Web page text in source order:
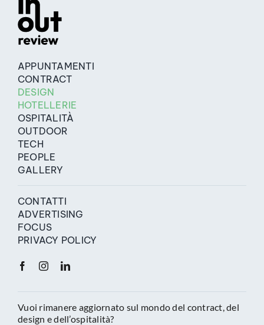
APPUNTAMENTI
CONTRACT
DESIGN
HOTELLERIE
OSPITALITÀ
OUTDOOR
TECH
PEOPLE
GALLERY
CONTATTI
ADVERTISING
FOCUS
PRIVACY POLICY
Vuoi rimanere aggiornato sul mondo del contract, del
design e dell’ospitalità?